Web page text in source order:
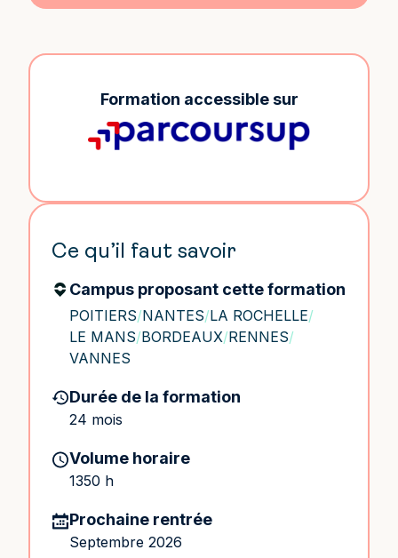
Formation accessible sur
Ce qu’il faut savoir
Campus proposant cette formation
POITIERS/NANTES/LA ROCHELLE/
LE MANS/BORDEAUX/RENNES/
VANNES
Durée de la formation
24 mois
Volume horaire
1350 h
Prochaine rentrée
Septembre 2026